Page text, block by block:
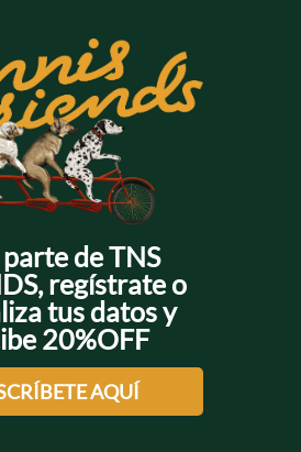
de TNS
regístrate o
tus datos y
20%OFF
AQUÍ